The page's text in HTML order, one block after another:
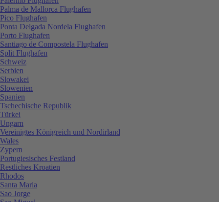
Palma de Mallorca Flughafen
Pico Flughafen
Ponta Delgada Nordela Flughafen
Porto Flughafen
Santiago de Compostela Flughafen
Split Flughafen
Schweiz
Serbien
Slowakei
Slowenien
Spanien
Tschechische Republik
Türkei
Ungarn
Vereinigtes Königreich und Nordirland
Wales
Zypern
Portugiesisches Festland
Restliches Kroatien
Rhodos
Santa Maria
Sao Jorge